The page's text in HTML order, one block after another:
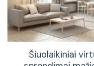
Šiuolaikiniai